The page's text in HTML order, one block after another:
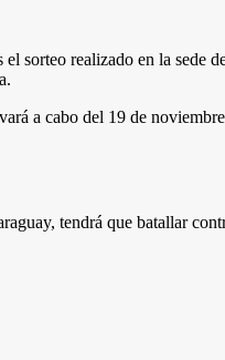
el sorteo realizado en la sede
a cabo del 19 de
tendrá que batallar